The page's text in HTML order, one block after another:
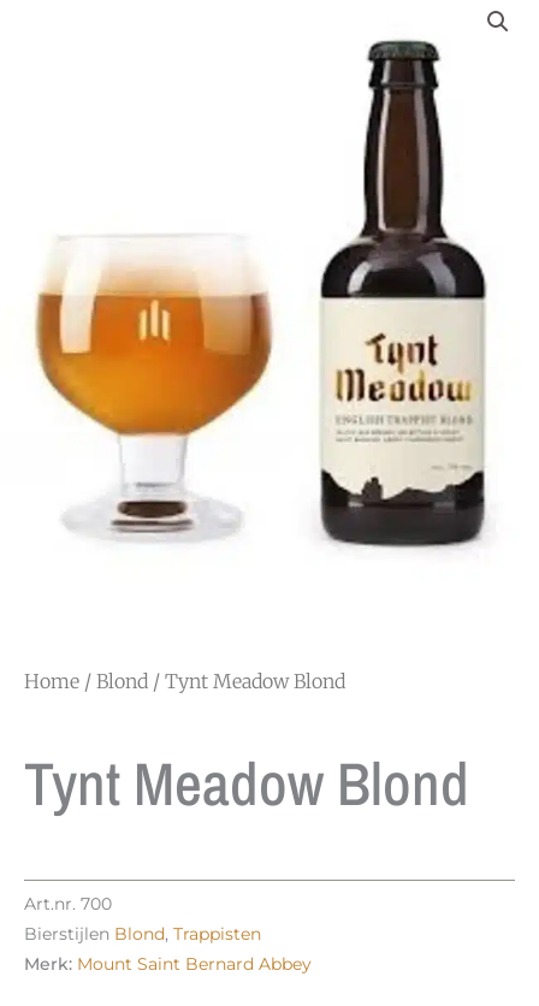
Home / Blond / Tynt Meadow Blond
Tynt Meadow Blond
Art.nr. 700
Bierstijlen Blond, Trappisten
Merk: Mount Saint Bernard Abbey